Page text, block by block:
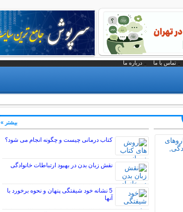
تماس با ما درباره ما
کتاب درمانی چیست و چگونه انجام می شود؟
نقش زبان بدن در بهبود ارتباطات خانوادگی
5 نشانه خود شیفتگی پنهان و نحوه برخورد با
آنها
بیشتر »